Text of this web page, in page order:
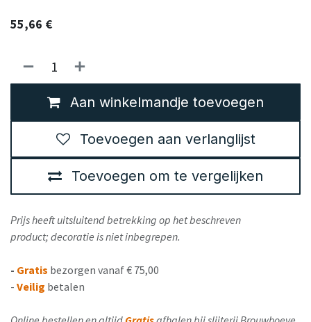
55,66 €
Aan winkelmandje toevoegen
Toevoegen om te vergelijken
Toevoegen aan verlanglijst
Prijs heeft uitsluitend betrekking op het beschreven
product; decoratie is niet inbegrepen.
- Gratis bezorgen vanaf € 75,00
- Veilig betalen